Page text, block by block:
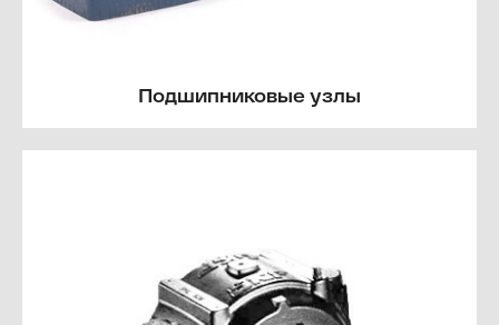
Подшипниковые узлы